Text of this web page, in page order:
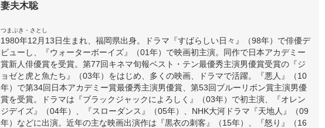
妻夫木聡
つまぶき・さとし
1980年12月13日生まれ、福岡県出身。ドラマ『すばらしい日々』（98年）で俳優デ
ビューし、『ウォーターボーイズ』（01年）で映画初主演。同作で日本アカデミー
賞新人俳優賞を受賞。第77回キネマ旬報ベスト・テン最優秀主演男優賞受賞の『ジ
ョゼと虎と魚たち』（03年）をはじめ、多くの映画、ドラマで活躍。『悪人』（10
年）で第34回日本アカデミー賞最優秀主演男優賞、第53回ブルーリボン賞主演男優
賞を受賞。ドラマは『ブラックジャックによろしく』（03年）で初主演、『オレン
ジデイズ』（04年）、『スローダンス』（05年）、NHK大河ドラマ『天地人』（09
年）などに出演。近年の主な映画出演作は『黒衣の刺客』（15年）、『怒り』（16